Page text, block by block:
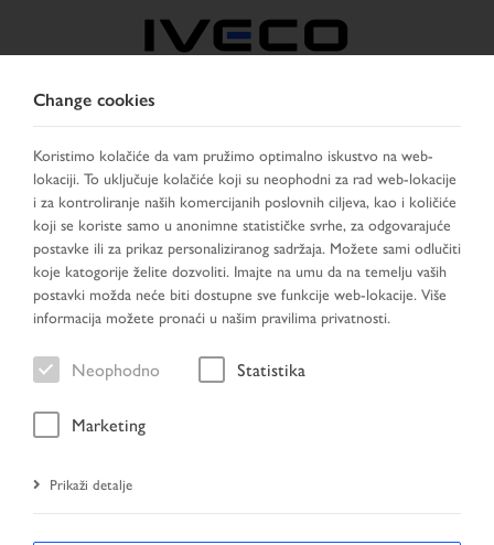
IZABERITE ZEMLJU PROMIJENI JEZIK
Toggle
navigation
MENU
Početna stranica
Change cookies
Koristimo kolačiće da vam pružimo optimalno iskustvo na web-
lokaciji. To uključuje kolačiće koji su neophodni za rad web-lokacije
i za kontroliranje naših komercijanih poslovnih ciljeva, kao i količiće
koji se koriste samo u anonimne statističke svrhe, za odgovarajuće
postavke ili za prikaz personaliziranog sadržaja. Možete sami odlučiti
koje katogorije želite dozvoliti. Imajte na umu da na temelju vaših
postavki možda neće biti dostupne sve funkcije web-lokacije. Više
informacija možete pronaći u našim pravilima privatnosti.
Neophodno Statistika
Marketing
Prikaži detalje